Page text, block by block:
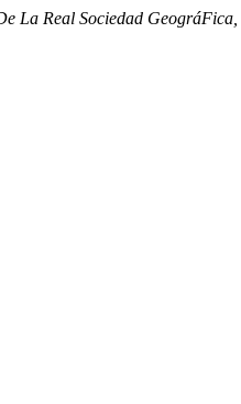
La Real Sociedad GeográFica,